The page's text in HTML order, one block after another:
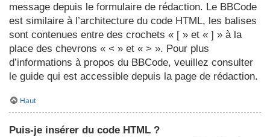
message depuis le formulaire de rédaction. Le BBCode
est similaire à l’architecture du code HTML, les balises
sont contenues entre des crochets « [ » et « ] » à la
place des chevrons « < » et « > ». Pour plus
d’informations à propos du BBCode, veuillez consulter
le guide qui est accessible depuis la page de rédaction.
Haut
Puis-je insérer du code HTML ?